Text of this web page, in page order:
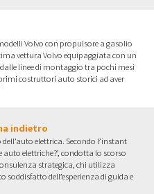
Volvo con propulsore a gasolio
vettura Volvo equipaggiata con un
linee di montaggio tra pochi mesi
costruttori auto storici ad aver
indietro
elettrica. Secondo l’instant
elettriche?’, condotta lo scorso
strategica, chi utilizza
dell’esperienza di guida e